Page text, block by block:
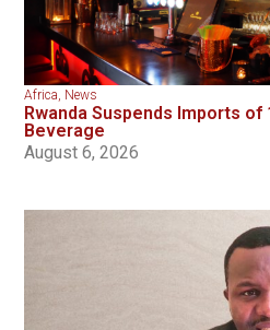
Africa, News
Rwanda Suspends Imports
Beverage
August 6, 2026